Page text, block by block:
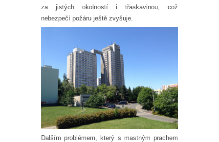
za jistých okolností i třaskavinou, což
nebezpečí požáru ještě zvyšuje.
Dalším problémem, který s mastným prachem